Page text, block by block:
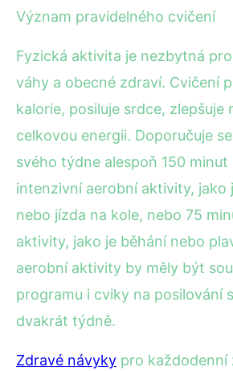
Význam pravidelného cvičení
Fyzická aktivita je nezbytná
váhy a obecné zdraví. Cvičení
kalorie, posiluje srdce, zlepšuje
celkovou energii. Doporučuje
svého týdne alespoň 150 minut
intenzivní aerobní aktivity, jako
nebo jízda na kole, nebo 75
aktivity, jako je běhání nebo
aerobní aktivity by měly být
programu i cviky na posilování
dvakrát týdně.
Zdravé návyky pro každodenní